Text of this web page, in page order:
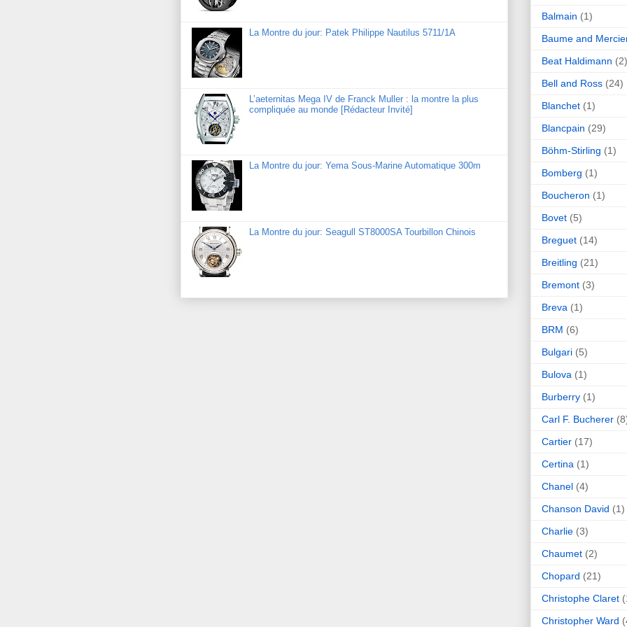
La Montre du jour: Patek Philippe Nautilus 5711/1A
L’aeternitas Mega IV de Franck Muller : la montre la plus
compliquée au monde [Rédacteur Invité]
La Montre du jour: Yema Sous-Marine Automatique 300m
La Montre du jour: Seagull ST8000SA Tourbillon Chinois
Balmain (1)
Baume and
Beat Haldimann (2)
Bell and Ross (24)
Blanchet (1)
Blancpain (29)
Böhm-Stirling (1)
Bomberg (1)
Boucheron (1)
Bovet (5)
Breguet (14)
Breitling (21)
Bremont (3)
Breva (1)
BRM (6)
Bulgari (5)
Bulova (1)
Burberry (1)
Carl F. Bucherer
Cartier (17)
Certina (1)
Chanel (4)
Chanson David (1)
Charlie (3)
Chaumet (2)
Chopard (21)
Christophe Claret
Christopher Ward